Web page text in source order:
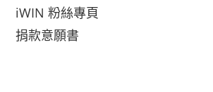
iWIN 粉絲專頁
捐款意願書